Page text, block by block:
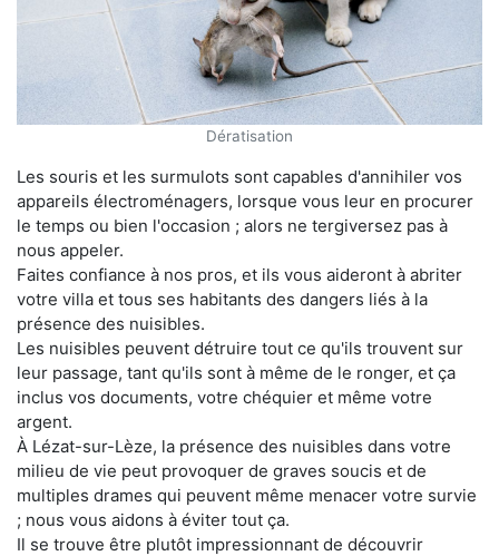
Dératisation
Les souris et les surmulots sont capables d'annihiler vos
appareils électroménagers, lorsque vous leur en procurer
le temps ou bien l'occasion ; alors ne tergiversez pas à
nous appeler.
Faites confiance à nos pros, et ils vous aideront à abriter
votre villa et tous ses habitants des dangers liés à la
présence des nuisibles.
Les nuisibles peuvent détruire tout ce qu'ils trouvent sur
leur passage, tant qu'ils sont à même de le ronger, et ça
inclus vos documents, votre chéquier et même votre
argent.
À Lézat-sur-Lèze, la présence des nuisibles dans votre
milieu de vie peut provoquer de graves soucis et de
multiples drames qui peuvent même menacer votre survie
; nous vous aidons à éviter tout ça.
Il se trouve être plutôt impressionnant de découvrir